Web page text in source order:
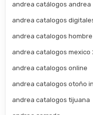
andrea catálogos andrea
andrea catalogos
andrea catalogos hombre
andrea catalogos mexico
andrea catalogos online
andrea catalogos otoño
andrea catalogos tijuana